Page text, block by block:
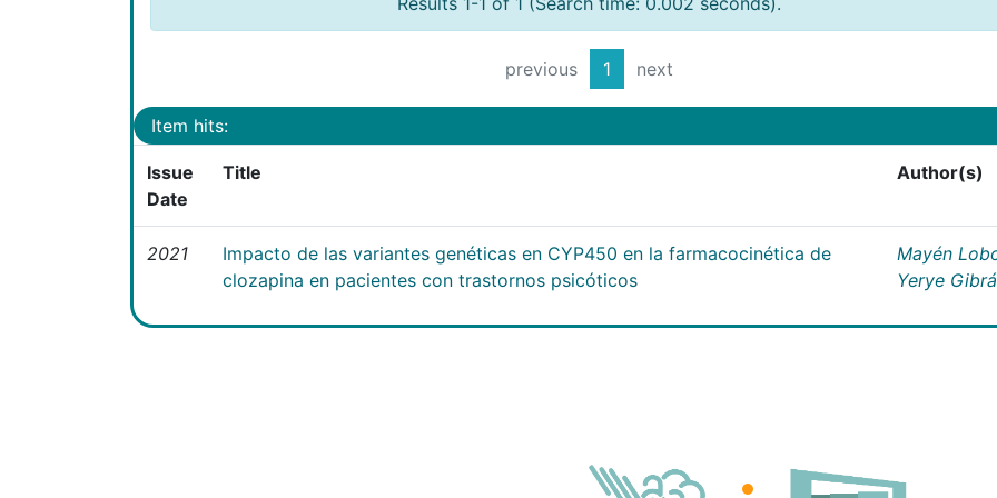
previous 1 next
Item hits:
Issue
Date
Title Author(s)
2021
Impacto de las variantes genéticas en CYP450 en la farmacocinética de
clozapina en pacientes con trastornos psicóticos
Mayén
Yerye